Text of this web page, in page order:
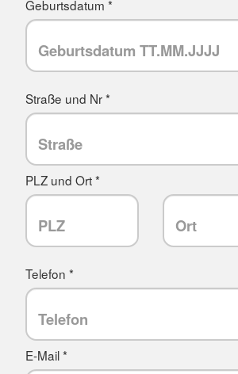
Geburtsdatum *
Straße und Nr *
PLZ und Ort *
Telefon *
E-Mail *